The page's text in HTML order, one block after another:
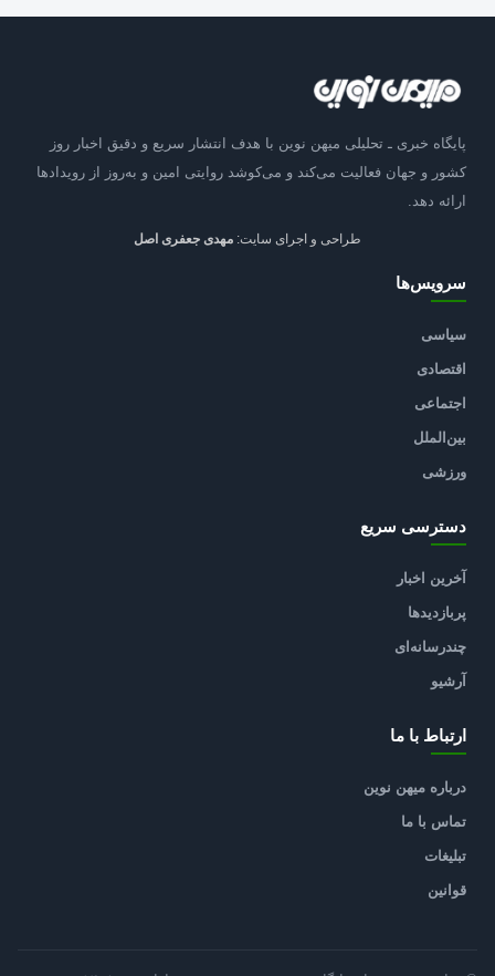
پایگاه خبری ـ تحلیلی میهن نوین با هدف انتشار سریع و دقیق اخبار روز
کشور و جهان فعالیت می‌کند و می‌کوشد روایتی امین و به‌روز از رویدادها
ارائه دهد.
طراحی و اجرای سایت: مهدی جعفری اصل
سرویس‌ها
سیاسی
اقتصادی
اجتماعی
بین‌الملل
ورزشی
دسترسی سریع
آخرین اخبار
پربازدیدها
چندرسانه‌ای
آرشیو
ارتباط با ما
درباره میهن نوین
تماس با ما
تبلیغات
قوانین